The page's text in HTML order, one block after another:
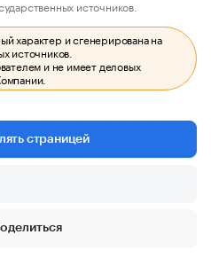
источников.
характер и сгенерирована на
источников.
и не имеет деловых
страницей